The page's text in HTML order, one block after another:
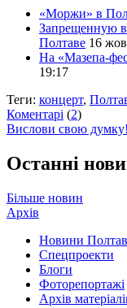
«Моржи» в
Запрещенную
Полтаве 16
На «Мазепа-
19:17
Теги: концерт,
Коментарі (2)
Вислови свою думку!
Останні
Більше новин
Архів
Новини
Спецпроекти
Блоги
Фоторепортажі
Архів